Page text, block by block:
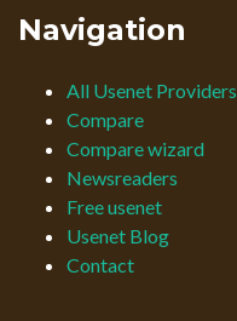
Navigation
All Usenet Providers
Compare
Compare wizard
Newsreaders
Free usenet
Usenet Blog
Contact